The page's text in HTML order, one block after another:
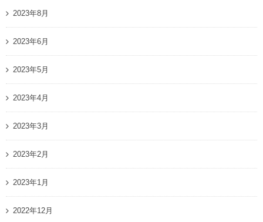
2023年8月
2023年6月
2023年5月
2023年4月
2023年3月
2023年2月
2023年1月
2022年12月